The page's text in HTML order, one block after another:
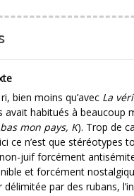
ri, bien moins qu’avec La
avait habitués à beaucoup
mon pays, K). Trop de
ce n’est que stéréotypes
juif forcément
et forcément
délimitée par des rubans,